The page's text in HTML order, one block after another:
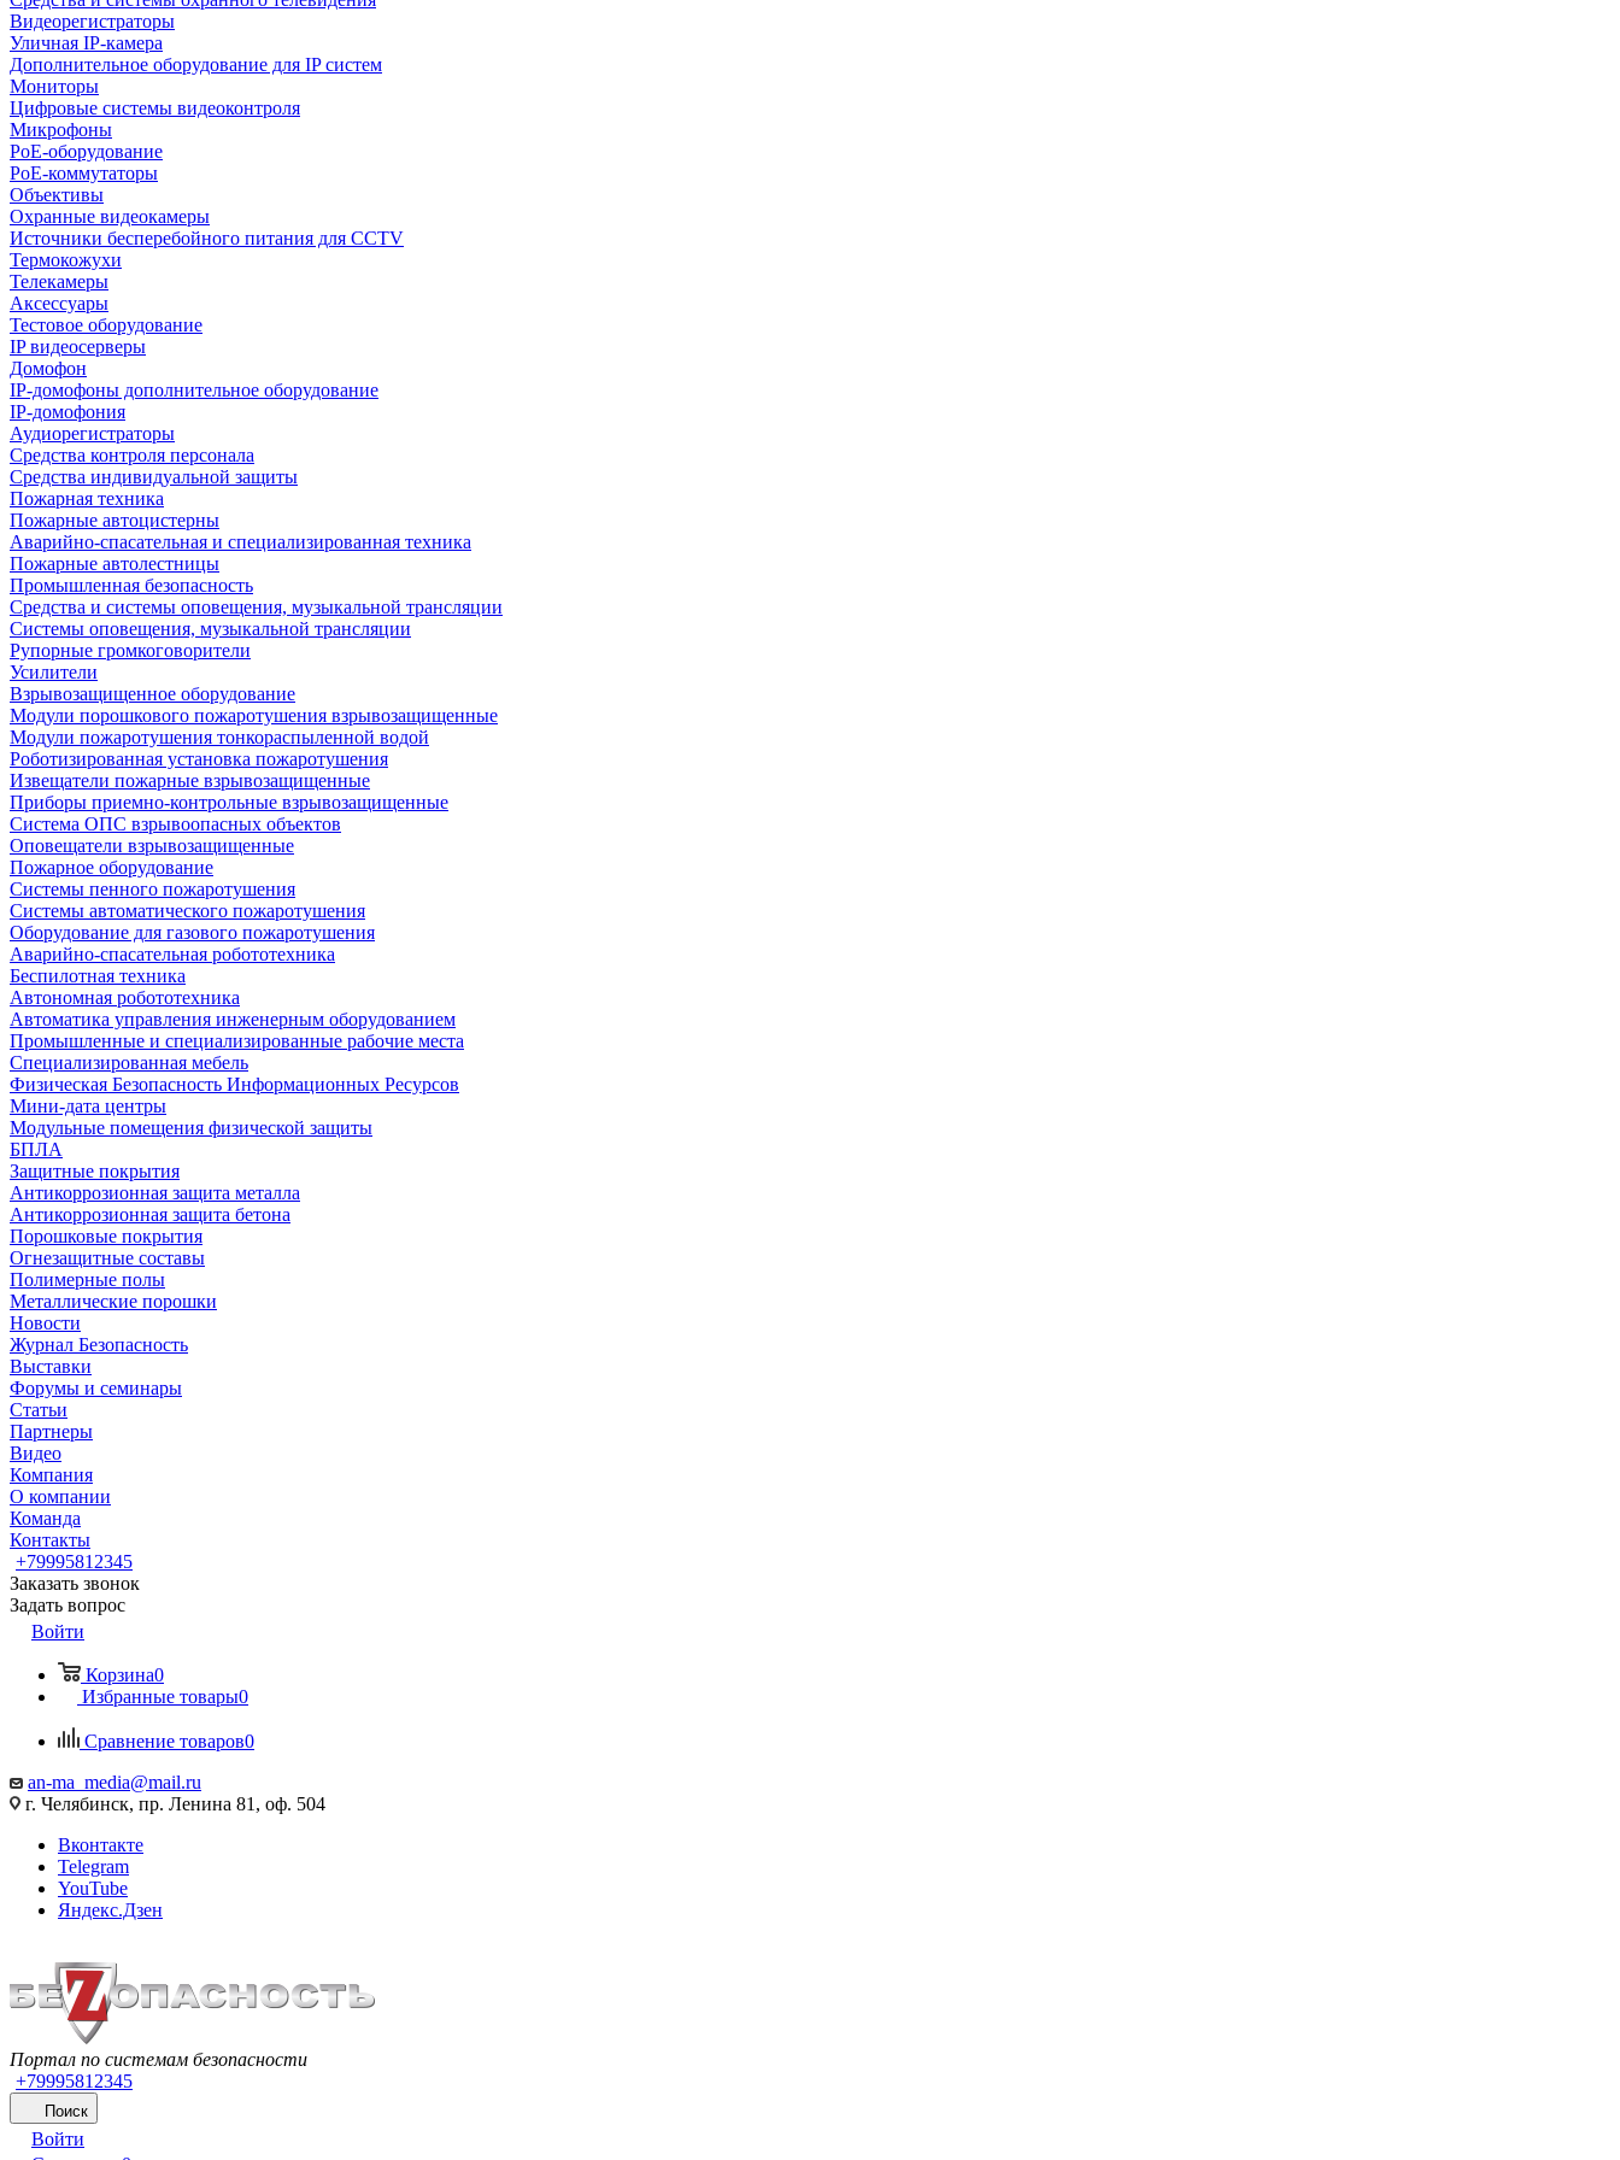
Видеорегистраторы
Уличная IP-камера
Дополнительное оборудование для IP систем
Мониторы
Цифровые системы видеоконтроля
Микрофоны
PoE-оборудование
PoE-коммутаторы
Объективы
Охранные видеокамеры
Источники бесперебойного питания для CCTV
Термокожухи
Телекамеры
Аксессуары
Тестовое оборудование
IP видеосерверы
Домофон
IP-домофоны дополнительное оборудование
IP-домофония
Аудиорегистраторы
Средства контроля персонала
Средства индивидуальной защиты
Пожарная техника
Пожарные автоцистерны
Аварийно-спасательная и специализированная техника
Пожарные автолестницы
Промышленная безопасность
Средства и системы оповещения, музыкальной трансляции
Системы оповещения, музыкальной трансляции
Рупорные громкоговорители
Усилители
Взрывозащищенное оборудование
Модули порошкового пожаротушения взрывозащищенные
Модули пожаротушения тонкораспыленной водой
Роботизированная установка пожаротушения
Извещатели пожарные взрывозащищенные
Приборы приемно-контрольные взрывозащищенные
Система ОПС взрывоопасных объектов
Оповещатели взрывозащищенные
Пожарное оборудование
Системы пенного пожаротушения
Системы автоматического пожаротушения
Оборудование для газового пожаротушения
Аварийно-спасательная робототехника
Беспилотная техника
Автономная робототехника
Автоматика управления инженерным оборудованием
Промышленные и специализированные рабочие места
Специализированная мебель
Физическая Безопасность Информационных Ресурсов
Мини-дата центры
Модульные помещения физической защиты
БПЛА
Защитные покрытия
Антикоррозионная защита металла
Антикоррозионная защита бетона
Порошковые покрытия
Огнезащитные составы
Полимерные полы
Металлические порошки
Новости
Журнал Безопасность
Выставки
Форумы и семинары
Статьи
Партнеры
Видео
Компания
О компании
Команда
Контакты
+79995812345
Заказать звонок
Задать вопрос
Войти
Корзина0
Избранные товары0
Сравнение товаров0
an-ma_media@mail.ru
г. Челябинск, пр. Ленина 81, оф. 504
Вконтакте
Telegram
YouTube
Яндекс.Дзен
Портал по системам безопасности
+79995812345
Поиск
Войти